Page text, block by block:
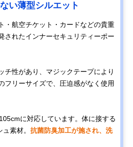
い薄型シルエット
・航空チケット・カードなどの貴重
されたインナーセキュリティーポー
チ性があり、マジックテープにより
フリーサイズで、圧迫感がなく使用
に対応しています。体に接する
素材。 抗菌防臭加工が施され、洗